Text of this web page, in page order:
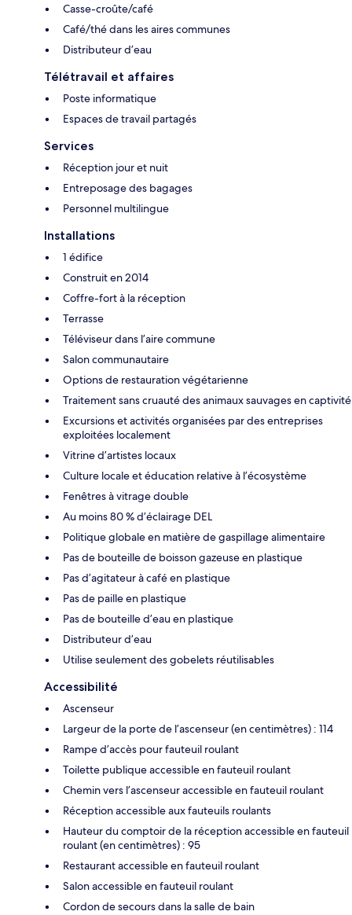
Casse-croûte/café
Café/thé dans les aires communes
Distributeur d’eau
Télétravail et affaires
Poste informatique
Espaces de travail partagés
Services
Réception jour et nuit
Entreposage des bagages
Personnel multilingue
Installations
1 édifice
Construit en 2014
Coffre-fort à la réception
Terrasse
Téléviseur dans l’aire commune
Salon communautaire
Options de restauration végétarienne
Traitement sans cruauté des animaux sauvages en captivité
Excursions et activités organisées par des entreprises
exploitées localement
Vitrine d’artistes locaux
Culture locale et éducation relative à l’écosystème
Fenêtres à vitrage double
Au moins 80 % d’éclairage DEL
Politique globale en matière de gaspillage alimentaire
Pas de bouteille de boisson gazeuse en plastique
Pas d’agitateur à café en plastique
Pas de paille en plastique
Pas de bouteille d’eau en plastique
Distributeur d’eau
Utilise seulement des gobelets réutilisables
Accessibilité
Ascenseur
Largeur de la porte de l’ascenseur (en centimètres) : 114
Rampe d’accès pour fauteuil roulant
Toilette publique accessible en fauteuil roulant
Chemin vers l’ascenseur accessible en fauteuil roulant
Réception accessible aux fauteuils roulants
Hauteur du comptoir de la réception accessible en fauteuil
roulant (en centimètres) : 95
Restaurant accessible en fauteuil roulant
Salon accessible en fauteuil roulant
Cordon de secours dans la salle de bain